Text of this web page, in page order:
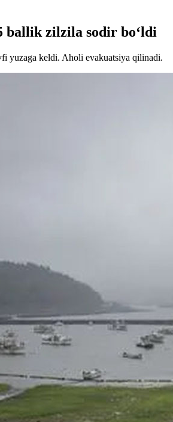
ballik zilzila sodir bo‘ldi
yuzaga keldi. Aholi evakuatsiya qilinadi.